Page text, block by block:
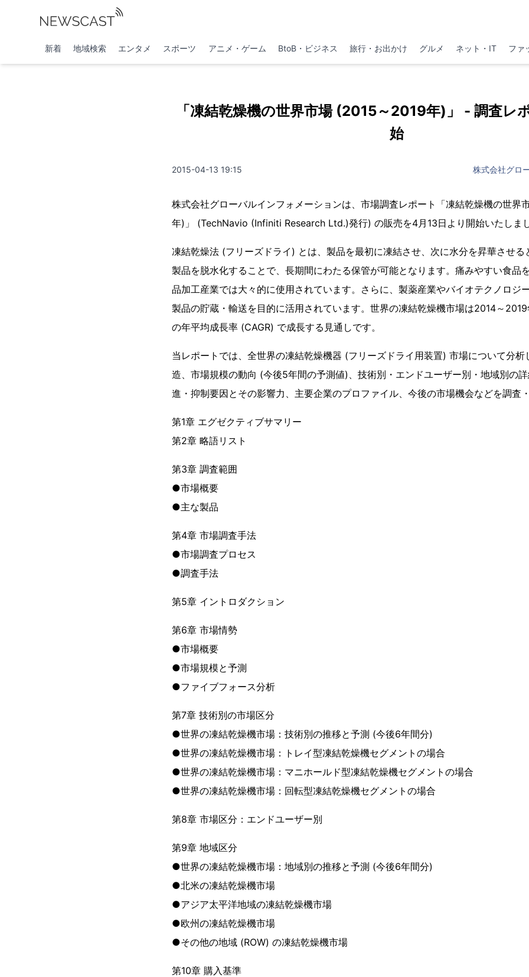
新着 地域検索 エンタメ スポーツ アニメ・ゲーム BtoB・ビジネス 旅行・お出かけ グルメ ネット・IT ファ
「凍結乾燥機の世界市場 (2015～2019年)」 - 調査レ
始
2015-04-13 19:15 株式会社グロ
株式会社グローバルインフォメーションは、市場調査レポート「凍結乾燥機の世界
年)」 (TechNavio (Infiniti Research Ltd.)発行) の販売を4月13日より開始いたしま
凍結乾燥法 (フリーズドライ) とは、製品を最初に凍結させ、次に水分を昇華させる
製品を脱水化することで、長期間にわたる保管が可能となります。痛みやすい食品
品加工産業では大々的に使用されています。さらに、製薬産業やバイオテクノロジ
製品の貯蔵・輸送を目的に活用されています。世界の凍結乾燥機市場は2014～
の年平均成長率 (CAGR) で成長する見通しです。
当レポートでは、全世界の凍結乾燥機器 (フリーズドライ用装置) 市場について分析
造、市場規模の動向 (今後5年間の予測値)、技術別・エンドユーザー別・地域別の
進・抑制要因とその影響力、主要企業のプロファイル、今後の市場機会などを調査
第1章 エグゼクティブサマリー
第2章 略語リスト
第3章 調査範囲
●市場概要
●主な製品
第4章 市場調査手法
●市場調査プロセス
●調査手法
第5章 イントロダクション
第6章 市場情勢
●市場概要
●市場規模と予測
●ファイブフォース分析
第7章 技術別の市場区分
●世界の凍結乾燥機市場：技術別の推移と予測 (今後6年間分)
●世界の凍結乾燥機市場：トレイ型凍結乾燥機セグメントの場合
●世界の凍結乾燥機市場：マニホールド型凍結乾燥機セグメントの場合
●世界の凍結乾燥機市場：回転型凍結乾燥機セグメントの場合
第8章 市場区分：エンドユーザー別
第9章 地域区分
●世界の凍結乾燥機市場：地域別の推移と予測 (今後6年間分)
●北米の凍結乾燥機市場
●アジア太平洋地域の凍結乾燥機市場
●欧州の凍結乾燥機市場
●その他の地域 (ROW) の凍結乾燥機市場
第10章 購入基準